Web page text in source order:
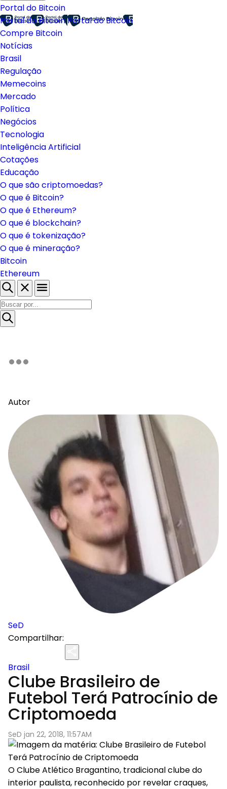
Portal do Bitcoin
Portal do BitcoinPortal do Bitcoin
Compre Bitcoin
Notícias
Brasil
Regulação
Memecoins
Mercado
Política
Negócios
Tecnologia
Inteligência Artificial
Cotações
Educação
O que são criptomoedas?
O que é Bitcoin?
O que é Ethereum?
O que é blockchain?
O que é tokenização?
O que é mineração?
Bitcoin
Ethereum
Autor
SeD
Compartilhar:
Brasil
Clube Brasileiro de
Futebol Terá Patrocínio de
Criptomoeda
SeD jan 22, 2018, 11:57AM
O Clube Atlético Bragantino, tradicional clube do
interior paulista, reconhecido por revelar craques,